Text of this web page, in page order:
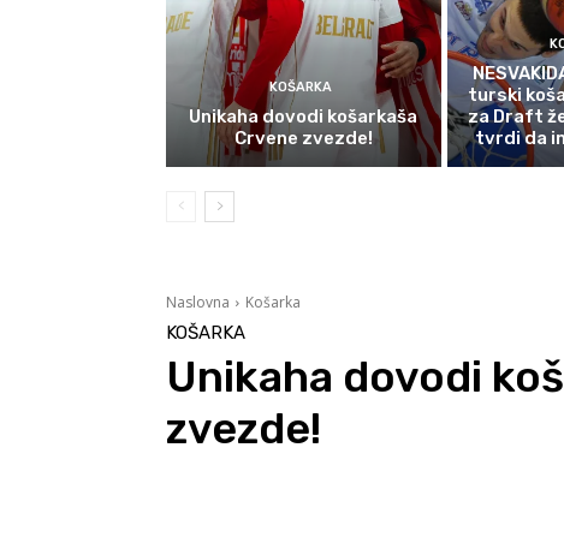
KOŠARKA
Unikaha dovodi košarkaša
Crvene zvezde!
turski
za Draft
tvrdi da